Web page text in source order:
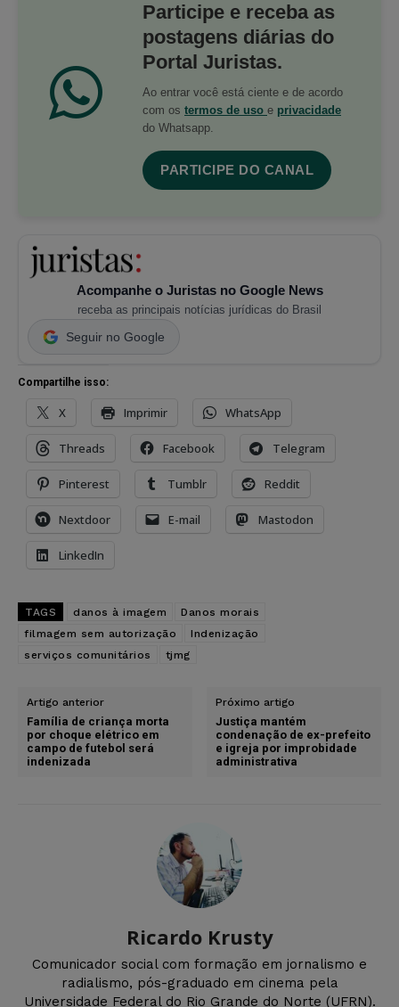
Participe e receba as
postagens diárias do
Portal Juristas.
Ao entrar você está ciente e de acordo
com os termos de uso e privacidade
do Whatsapp.
PARTICIPE DO CANAL
Acompanhe o Juristas no Google News
receba as principais notícias jurídicas do Brasil
Seguir no Google
Compartilhe isso:
X Imprimir WhatsApp
Threads Facebook Telegram
Pinterest Tumblr Reddit
Nextdoor E-mail Mastodon
LinkedIn
TAGS danos à imagem
Danos morais
filmagem sem autorização
Indenização
serviços comunitários
tjmg
Artigo anterior
Família de criança morta
por choque elétrico em
campo de futebol será
indenizada
Próximo artigo
Justiça mantém
condenação de ex-prefeito
e igreja por improbidade
administrativa
Ricardo Krusty
Comunicador social com formação em jornalismo e
radialismo, pós-graduado em cinema pela
Universidade Federal do Rio Grande do Norte (UFRN).